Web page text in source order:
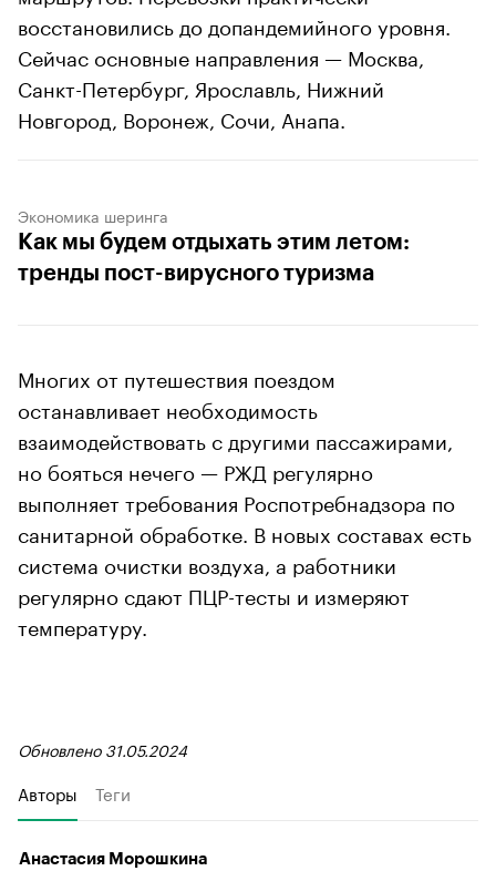
восстановились до допандемийного уровня.
Сейчас основные направления — Москва,
Санкт-Петербург, Ярославль, Нижний
Новгород, Воронеж, Сочи, Анапа.
Экономика шеринга
Как мы будем отдыхать этим летом:
тренды пост-вирусного туризма
Многих от путешествия поездом
останавливает необходимость
взаимодействовать с другими пассажирами,
но бояться нечего — РЖД регулярно
выполняет требования Роспотребнадзора по
санитарной обработке. В новых составах есть
система очистки воздуха, а работники
регулярно сдают ПЦР-тесты и измеряют
температуру.
Обновлено 31.05.2024
Авторы Теги
Анастасия Морошкина